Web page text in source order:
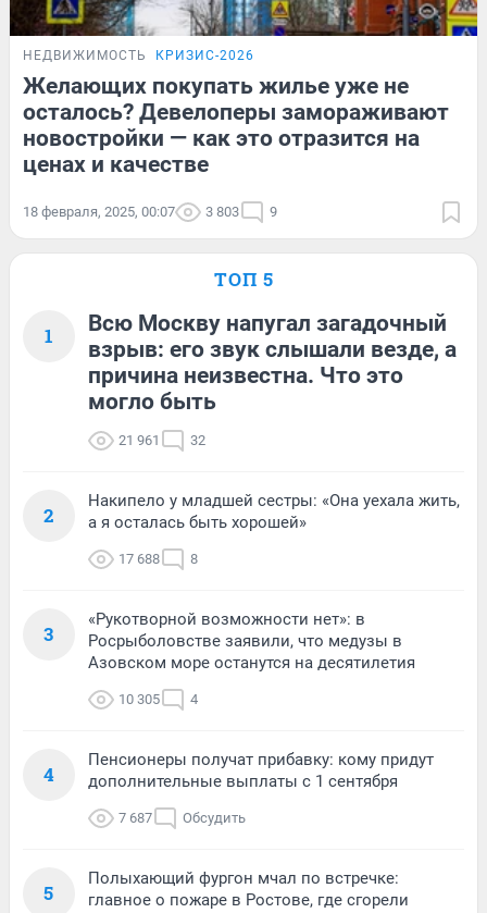
НЕДВИЖИМОСТЬ КРИЗИС-2026
Желающих покупать жилье уже не
осталось? Девелоперы замораживают
новостройки — как это отразится на
ценах и качестве
18 февраля, 2025, 00:07 3 803 9
ТОП 5
1
Всю Москву напугал загадочный
взрыв: его звук слышали везде, а
причина неизвестна. Что это
могло быть
21 961 32
2
Накипело у младшей сестры: «Она уехала жить,
а я осталась быть хорошей»
17 688 8
3
«Рукотворной возможности нет»: в
Росрыболовстве заявили, что медузы в
Азовском море останутся на десятилетия
10 305 4
4
Пенсионеры получат прибавку: кому придут
дополнительные выплаты с 1 сентября
7 687 Обсудить
5
Полыхающий фургон мчал по встречке:
главное о пожаре в Ростове, где сгорели